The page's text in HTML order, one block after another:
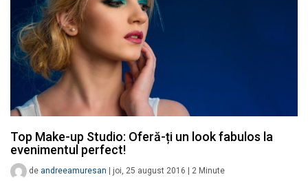
Top Make-up Studio: Oferă-ți un look fabulos la
evenimentul perfect!
de andreeamuresan joi, 25 august 2016 2 Minute